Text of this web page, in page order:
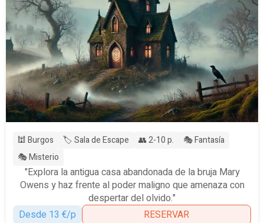
🕍 Burgos 🏷️ Sala de Escape 👥 2-10 p.
🎭 Fantasía
🎭 Misterio
"Explora la antigua casa abandonada de la bruja Mary
Owens y haz frente al poder maligno que amenaza con
despertar del olvido."
Desde 13 €/p
RESERVAR